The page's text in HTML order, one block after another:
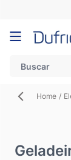
Pular para o
Home /